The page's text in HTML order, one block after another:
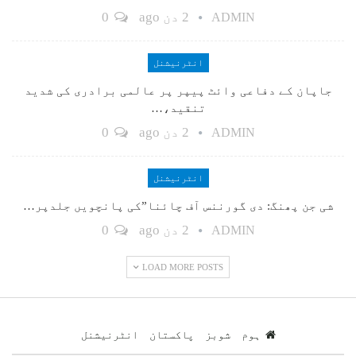
ADMIN 2 دن ago
انٹرنیشنل
جاپان کے دفاعی وائٹ پیپر پر عالمی برادری کی شدید
تنقید،…
ADMIN 2 دن ago
انٹرنیشنل
شی جن پھنگ: دی گورننس آف چائنا”کی پانچویں جلدپر…
ADMIN 2 دن ago
LOAD MORE POSTS
ہوم شوبز پاکستان انٹرنیشنل